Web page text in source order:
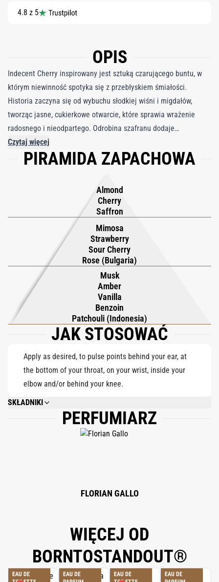
4.8 z 5
OPIS
Indecent Cherry inspirowany jest sztuką czarującego buntu, w
którym niewinność spotyka się z przebłyskiem śmiałości.
Historia zaczyna się od wybuchu słodkiej wiśni i migdałów,
tworząc jasne, cukierkowe otwarcie, które sprawia wrażenie
radosnego i nieodpartego. Odrobina szafranu dodaje
subtelnego ciepła, sugerując, że pod powierzchnią kryje się coś
więcej niż zwykła słodycz, jak uśmiech, który kryje iskrę psot. W
róży i mimozy. Ten zabawny kontrast równoważy młodzieńczy
urok z wyrafinowanym urokiem. W bazie wanilia i ambra
wtapiają się w indonezyjską paczulę, piżmo i benzoes, łącząc
słodycz w ciepłym, dojrzałym finiszu. Szlak jest przytulny, pewny
siebie i niezapomniany, pozostawiając po sobie ślad, który jest
zarówno słodki, jak i odważny.
Czytaj więcej
PIRAMIDA ZAPACHOWA
Almond
Cherry
Saffron
Mimosa
Strawberry
Sour Cherry
Rose (Bulgaria)
Musk
Amber
Vanilla
Benzoin
Patchouli (Indonesia)
JAK STOSOWAĆ
Apply as desired, to pulse points behind your ear, at
the bottom of your throat, on your wrist, inside your
elbow and/or behind your knee.
SKŁADNIKI
ALCOHOL DENAT., PARFUM (FRAGRANCE), AQUA (WATER), COUMARIN,
LINALOOL, LIMONENE, ANISE ALCOHOL, ISOEUGENOL, CITRONELLOL,
EUGENOL, GERANIOL, CITRAL.
PERFUMIARZ
FLORIAN GALLO
WIĘCEJ OD
BORNTOSTANDOUT®
EAU DE
EAU DE
EAU DE
EAU DE